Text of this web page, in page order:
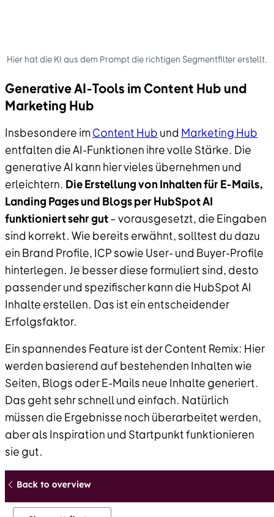
Hier hat die KI aus dem Prompt die richtigen Segmentfilter erstellt.
Generative AI-Tools im Content Hub und
Marketing Hub
Insbesondere imContent Hub und Marketing Hub
entfalten die AI-Funktionen ihre volle Stärke. Die
generative AI kann hier vieles übernehmen und
erleichtern. Die Erstellung von Inhalten für E-Mails,
Landing Pages und Blogs per HubSpot AI
funktioniert sehr gut– vorausgesetzt, die Eingaben
sind korrekt. Wie bereits erwähnt, solltest du dazu
ein Brand Profile, ICP sowie User- und Buyer-Profile
hinterlegen. Je besser diese formuliert sind, desto
passender und spezifischer kann die HubSpot AI
Inhalte erstellen. Das ist ein entscheidender
Erfolgsfaktor.
Ein spannendes Feature ist der Content Remix: Hier
werden basierend auf bestehenden Inhalten wie
Seiten, Blogs oder E-Mails neue Inhalte generiert.
Das geht sehr schnell und einfach. Natürlich
müssen die Ergebnisse noch überarbeitet werden,
aber als Inspiration und Startpunkt funktionieren
sie gut.